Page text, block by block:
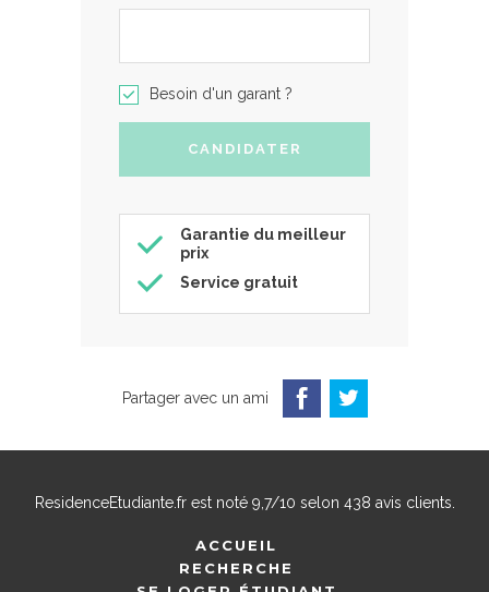
Besoin d'un garant ?
Garantie du meilleur
prix
Service gratuit
Partager avec un ami
ResidenceEtudiante.frest noté 9,7/10 selon 438 avis clients.
ACCUEIL
RECHERCHE